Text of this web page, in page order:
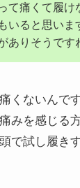
て痛くて履け
いると思いま
ありそうです
くないんで
みを感じる
で試し履き